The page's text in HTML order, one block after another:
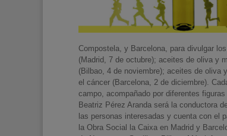
Compostela, y Barcelona, para divulgar
(Madrid, 7 de octubre); aceites de oliva y
(Bilbao, 4 de noviembre); aceites de oliva
el cáncer (Barcelona, 2 de diciembre).
campo, acompañado por diferentes
Beatriz Pérez Aranda será la conductora
las personas interesadas y cuenta con el
la Obra Social la Caixa en Madrid y